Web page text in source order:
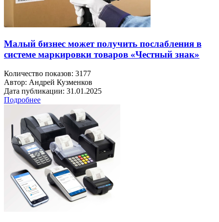
Малый бизнес может получить послабления в
системе маркировки товаров «Честный знак»
Количество показов: 3177
Автор: Андрей Кузменков
Дата публикации: 31.01.2025
Подробнее